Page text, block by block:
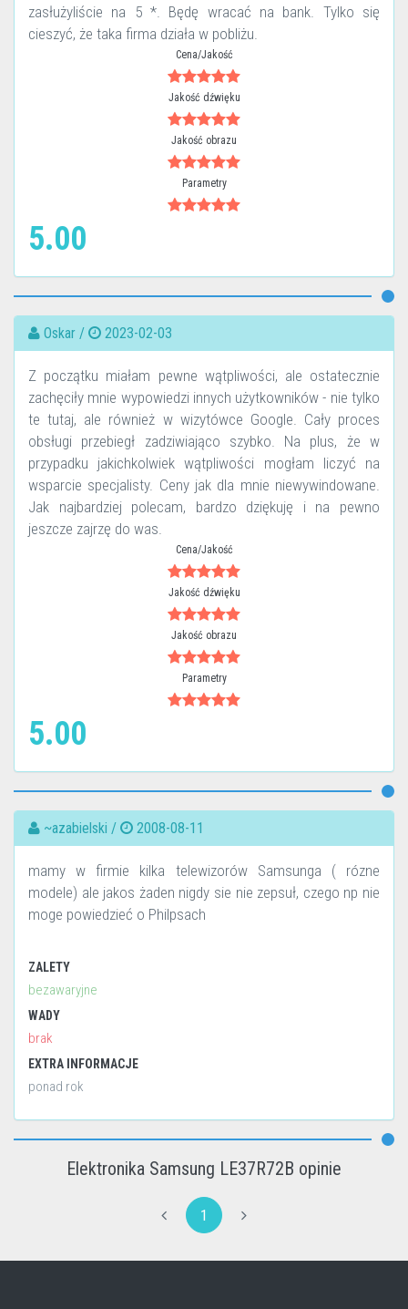
zasłużyliście na 5 *. Będę wracać na bank. Tylko się
cieszyć, że taka firma działa w pobliżu.
Cena/Jakość
Jakość dźwięku
Jakość obrazu
Parametry
5.00
Oskar / 2023-02-03
Z początku miałam pewne wątpliwości, ale ostatecznie
zachęciły mnie wypowiedzi innych użytkowników - nie tylko
te tutaj, ale również w wizytówce Google. Cały proces
obsługi przebiegł zadziwiająco szybko. Na plus, że w
przypadku jakichkolwiek wątpliwości mogłam liczyć na
wsparcie specjalisty. Ceny jak dla mnie niewywindowane.
Jak najbardziej polecam, bardzo dziękuję i na pewno
jeszcze zajrzę do was.
Cena/Jakość
Jakość dźwięku
Jakość obrazu
Parametry
5.00
~azabielski / 2008-08-11
mamy w firmie kilka telewizorów Samsunga ( rózne
modele) ale jakos żaden nigdy sie nie zepsuł, czego np nie
moge powiedzieć o Philpsach
ZALETY
bezawaryjne
WADY
brak
EXTRA INFORMACJE
ponad rok
Elektronika Samsung LE37R72B opinie
1